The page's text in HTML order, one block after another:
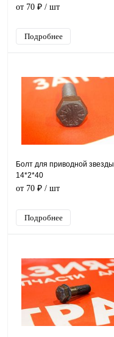
от 70 ₽ / шт
Подробнее
Болт для приводной звезды
14*2*40
от 70 ₽ / шт
Подробнее